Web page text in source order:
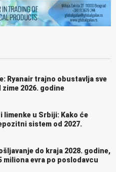
Ryanair trajno obustavlja sve
zime 2026. godine
limenke u Srbiji: Kako će
sistem od 2027.
do kraja 2028. godine,
miliona evra po poslodavcu